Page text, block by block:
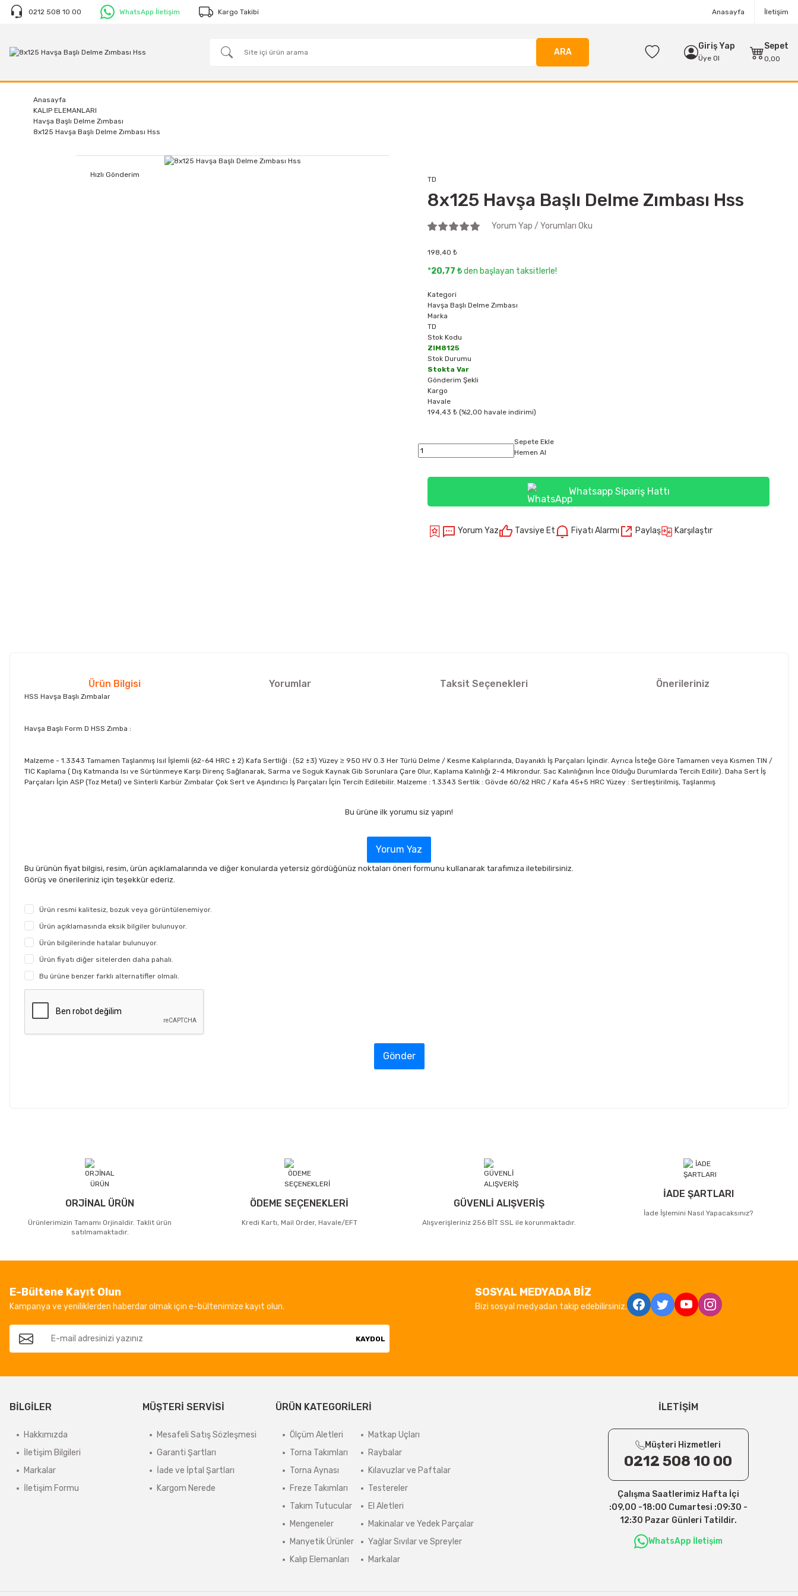
0212 508 10 00 WhatsApp İletişim Kargo Takibi Anasayfa İletişim
ARA
Giriş Yap
Üye Ol
Sepet
0,00
Anasayfa
KALIP ELEMANLARI
Havşa Başlı Delme Zımbası
8x125 Havşa Başlı Delme Zımbası Hss
Hızlı Gönderim
TD
8x125 Havşa Başlı Delme Zımbası Hss
Yorum Yap / Yorumları Oku
198,40 ₺
*20,77 ₺den başlayan taksitlerle!
Kategori
Havşa Başlı Delme Zımbası
Marka
TD
Stok Kodu
ZIM8125
Stok Durumu
Stokta Var
Gönderim Şekli
Kargo
Havale
194,43 ₺ (%2,00 havale indirimi)
Sepete Ekle
Hemen Al
Whatsapp Sipariş Hattı
Yorum Yaz Tavsiye Et Fiyatı Alarmı Paylaş Karşılaştır
Ürün Bilgisi Yorumlar Taksit Seçenekleri Önerileriniz
HSS Havşa Başlı Zımbalar
Havşa Başlı Form D HSS Zımba :
Malzeme - 1.3343 Tamamen Taşlanmış Isıl İşlemli (62-64 HRC ± 2) Kafa Sertliği : (52 ±3) Yüzey ≥ 950 HV 0.3 Her Türlü Delme / Kesme Kalıplarında, Dayanıklı İş Parçaları İçindir. Ayrıca İsteğe Göre Tamamen veya Kısmen TIN /
TIC Kaplama ( Dış Katmanda Isı ve Sürtünmeye Karşı Direnç Sağlanarak, Sarma ve Soguk Kaynak Gib Sorunlara Çare Olur, Kaplama Kalınlığı 2-4 Mikrondur. Sac Kalınlığının İnce Olduğu Durumlarda Tercih Edilir). Daha Sert İş
Parçaları İçin ASP (Toz Metal) ve Sinterli Karbür Zımbalar Çok Sert ve Aşındırıcı İş Parçaları İçin Tercih Edilebilir. Malzeme : 1.3343 Sertlik : Gövde 60/62 HRC / Kafa 45+5 HRC Yüzey : Sertleştirilmiş, Taşlanmış
Bu ürüne ilk yorumu siz yapın!
Yorum Yaz
Bu ürünün fiyat bilgisi, resim, ürün açıklamalarında ve diğer konularda yetersiz gördüğünüz noktaları öneri formunu kullanarak tarafımıza iletebilirsiniz.
Görüş ve önerileriniz için teşekkür ederiz.
Ürün resmi kalitesiz, bozuk veya görüntülenemiyor.
Ürün açıklamasında eksik bilgiler bulunuyor.
Ürün bilgilerinde hatalar bulunuyor.
Ürün fiyatı diğer sitelerden daha pahalı.
Bu ürüne benzer farklı alternatifler olmalı.
Gönder
ORJİNAL ÜRÜN
Ürünlerimizin Tamamı Orjinaldir. Taklit ürün
satılmamaktadır.
ÖDEME SEÇENEKLERİ
Kredi Kartı, Mail Order, Havale/EFT
GÜVENLİ ALIŞVERİŞ
Alışverişleriniz 256 BİT SSL ile korunmaktadır.
İADE ŞARTLARI
İade İşlemini Nasıl Yapacaksınız?
E-Bültene Kayıt Olun
Kampanya ve yeniliklerden haberdar olmak için e-bültenimize kayıt olun.
KAYDOL
SOSYAL MEDYADA BİZ
Bizi sosyal medyadan takip edebilirsiniz.
BİLGİLER
Hakkımızda
İletişim Bilgileri
Markalar
İletişim Formu
MÜŞTERİ SERVİSİ
Mesafeli Satış Sözleşmesi
Garanti Şartları
İade ve İptal Şartları
Kargom Nerede
ÜRÜN KATEGORİLERİ
Ölçüm Aletleri
Torna Takımları
Torna Aynası
Freze Takımları
Takım Tutucular
Mengeneler
Manyetik Ürünler
Kalıp Elemanları
Matkap Uçları
Raybalar
Kılavuzlar ve Paftalar
Testereler
El Aletleri
Makinalar ve Yedek Parçalar
Yağlar Sıvılar ve Spreyler
Markalar
İLETİŞİM
Müşteri Hizmetleri
0212 508 10 00
Çalışma Saatlerimiz Hafta İçi
:09,00 -18:00 Cumartesi :09:30 -
12:30 Pazar Günleri Tatildir.
WhatsApp İletişim